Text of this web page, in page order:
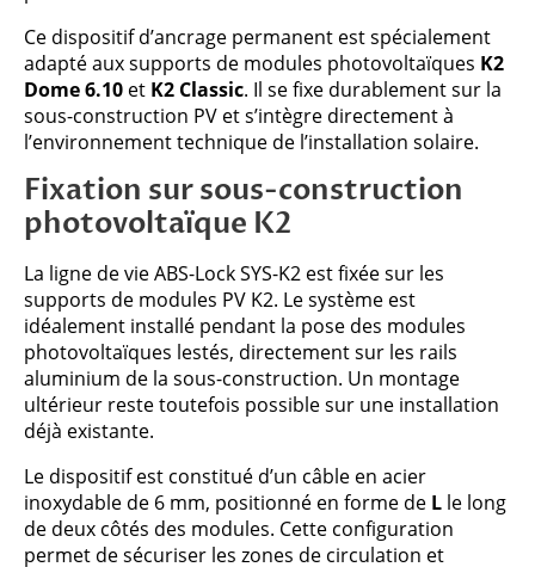
Ce dispositif d’ancrage permanent est spécialement
adapté aux supports de modules photovoltaïques K2
Dome 6.10 et K2 Classic. Il se fixe durablement sur la
sous-construction PV et s’intègre directement à
l’environnement technique de l’installation solaire.
Fixation sur sous-construction
photovoltaïque K2
La ligne de vie ABS-Lock SYS-K2 est fixée sur les
supports de modules PV K2. Le système est
idéalement installé pendant la pose des modules
photovoltaïques lestés, directement sur les rails
aluminium de la sous-construction. Un montage
ultérieur reste toutefois possible sur une installation
déjà existante.
Le dispositif est constitué d’un câble en acier
inoxydable de 6 mm, positionné en forme de L le long
de deux côtés des modules. Cette configuration
permet de sécuriser les zones de circulation et